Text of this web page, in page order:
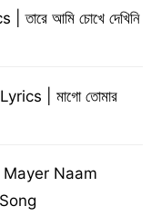
আমি চোখে দেখিনি
| মাগো তোমার
Naam